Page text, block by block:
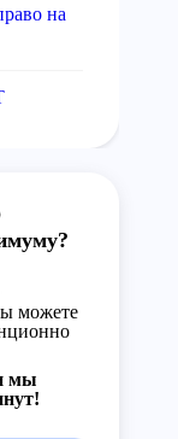
на
можете
мы